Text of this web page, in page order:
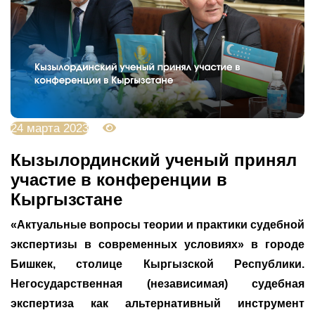
24 марта 2023
Кызылординский ученый принял
участие в конференции в
Кыргызстане
«Актуальные вопросы теории и практики судебной
экспертизы в современных условиях» в городе
Бишкек, столице Кыргызской Республики.
Негосударственная (независимая) судебная
экспертиза как альтернативный инструмент